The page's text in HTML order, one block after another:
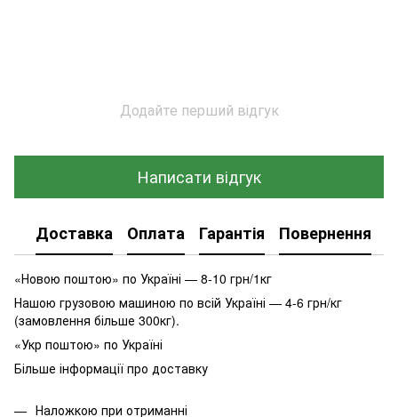
Додайте перший відгук
Написати відгук
Доставка Оплата Гарантія Повернення
«Новою поштою» по Україні — 8-10 грн/1кг
Нашою грузовою машиною по всій Україні — 4-6 грн/кг
(замовлення більше 300кг).
«Укр поштою» по Україні
Більше інформації про доставку
Наложкою при отриманні